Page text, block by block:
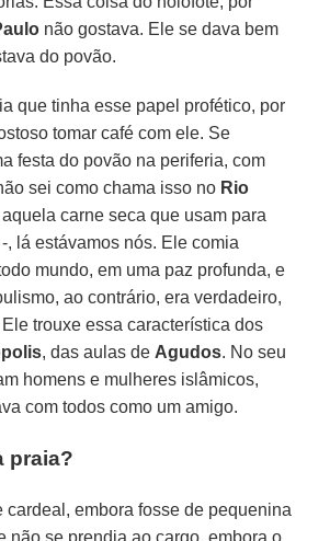
não gostava. Ele se dava bem
do povão.
que tinha esse papel profético, por
tomar café com ele. Se
festa do povão na periferia, com
sei como chama isso no Rio
aquela carne seca que usam para
, lá estávamos nós. Ele comia
mundo, em uma paz profunda, e
ao contrário, era verdadeiro,
trouxe essa característica dos
, das aulas de Agudos. No seu
homens e mulheres islâmicos,
com todos como um amigo.
praia?
cardeal, embora fosse de pequenina
não se prendia ao cargo, embora o